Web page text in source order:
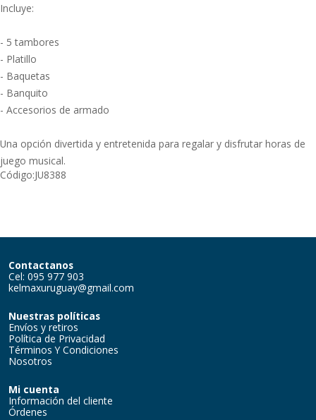
Incluye:
- 5 tambores
- Platillo
- Baquetas
- Banquito
- Accesorios de armado
Una opción divertida y entretenida para regalar y disfrutar horas de
juego musical.
Código:JU8388
Contactanos
Cel: 095 977 903
kelmaxuruguay@gmail.com
Nuestras políticas
Envíos y retiros
Política de Privacidad
Términos Y Condiciones
Nosotros
Mi cuenta
Información del cliente
Órdenes